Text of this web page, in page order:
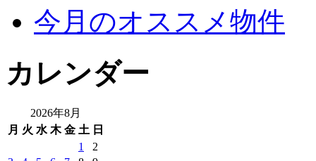
今月のオススメ物件
カレンダー
2026年8月
月 火 水 木 金 土 日
1
2